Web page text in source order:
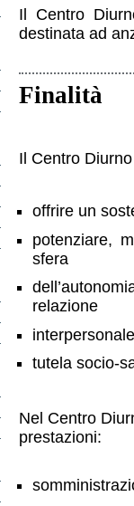
Il Centro
destinata ad
Finalità
Il Centro
offrire un
potenziare,
sfera
relazione
tutela socio-
Nel Centro
prestazioni: